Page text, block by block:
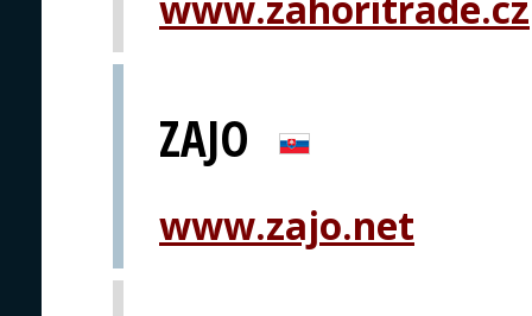
ZAJO
www.zajo.net